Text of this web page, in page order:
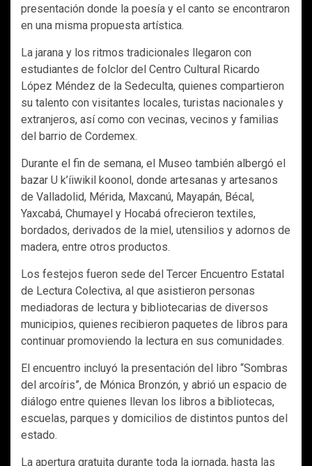
presentación donde la poesía y el canto se encontraron
en una misma propuesta artística.
La jarana y los ritmos tradicionales llegaron con
estudiantes de folclor del Centro Cultural Ricardo
López Méndez de la Sedeculta, quienes compartieron
su talento con visitantes locales, turistas nacionales y
extranjeros, así como con vecinas, vecinos y familias
del barrio de Cordemex.
Durante el fin de semana, el Museo también albergó el
bazar U k’íiwikil koonol, donde artesanas y artesanos
de Valladolid, Mérida, Maxcanú, Mayapán, Bécal,
Yaxcabá, Chumayel y Hocabá ofrecieron textiles,
bordados, derivados de la miel, utensilios y adornos de
madera, entre otros productos.
Los festejos fueron sede del Tercer Encuentro Estatal
de Lectura Colectiva, al que asistieron personas
mediadoras de lectura y bibliotecarias de diversos
municipios, quienes recibieron paquetes de libros para
continuar promoviendo la lectura en sus comunidades.
El encuentro incluyó la presentación del libro “Sombras
del arcoíris”, de Mónica Bronzón, y abrió un espacio de
diálogo entre quienes llevan los libros a bibliotecas,
escuelas, parques y domicilios de distintos puntos del
estado.
La apertura gratuita durante toda la jornada, hasta las